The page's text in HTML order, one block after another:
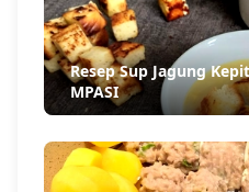
Resep Sup Jagung
MPASI